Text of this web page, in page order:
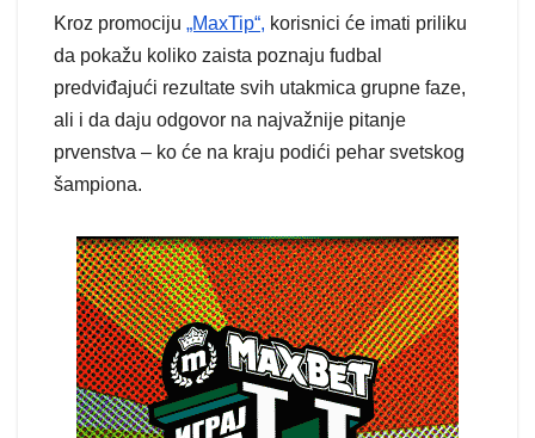
Kroz promociju „MaxTip“, korisnici će imati priliku
da pokažu koliko zaista poznaju fudbal
predviđajući rezultate svih utakmica grupne faze,
ali i da daju odgovor na najvažnije pitanje
prvenstva – ko će na kraju podići pehar svetskog
šampiona.